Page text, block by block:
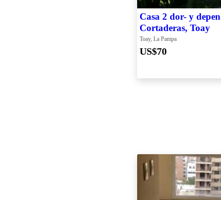
Casa 2 dor- y
Cortaderas, Toay
Toay, La Pampa
US$70